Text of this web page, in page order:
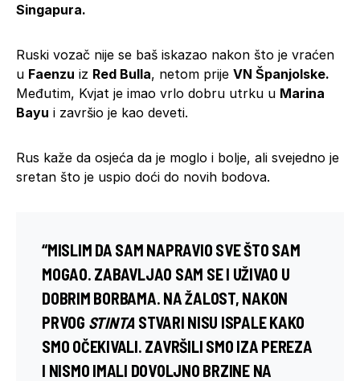
Singapura.
Ruski vozač nije se baš iskazao nakon što je vraćen
u Faenzu iz Red Bulla, netom prije VN Španjolske.
Međutim, Kvjat je imao vrlo dobru utrku u Marina
Bayu i završio je kao deveti.
Rus kaže da osjeća da je moglo i bolje, ali svejedno je
sretan što je uspio doći do novih bodova.
“MISLIM DA SAM NAPRAVIO SVE ŠTO SAM
MOGAO. ZABAVLJAO SAM SE I UŽIVAO U
DOBRIM BORBAMA. NA ŽALOST, NAKON
PRVOG STINTA STVARI NISU ISPALE KAKO
SMO OČEKIVALI. ZAVRŠILI SMO IZA PEREZA
I NISMO IMALI DOVOLJNO BRZINE NA